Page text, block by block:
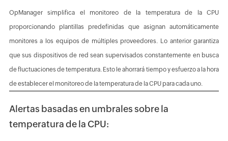
OpManager simplifica el monitoreo de la temperatura de la CPU
proporcionando plantillas predefinidas que asignan automáticamente
monitores a los equipos de múltiples proveedores. Lo anterior garantiza
que sus dispositivos de red sean supervisados constantemente en busca
de fluctuaciones de temperatura. Esto le ahorrará tiempo y esfuerzo a la hora
de establecer el monitoreo de la temperatura de la CPU para cada uno.
Alertas basadas en umbrales sobre la
temperatura de la CPU: